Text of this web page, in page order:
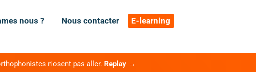
nous ? Nous contacter E-learning
n'osent pas aller. Replay →